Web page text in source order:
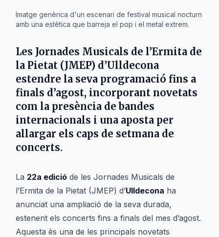
Imatge genèrica d'un escenari de festival musical nocturn
amb una estètica que barreja el pop i el metal extrem.
Les Jornades Musicals de l’Ermita de
la Pietat (JMEP) d’Ulldecona
estendre la seva programació fins a
finals d’agost, incorporant novetats
com la presència de bandes
internacionals i una aposta per
allargar els caps de setmana de
concerts.
La 22a edició de les Jornades Musicals de
l’Ermita de la Pietat (JMEP) d’Ulldecona ha
anunciat una ampliació de la seva durada,
estenent els concerts fins a finals del mes d’agost.
Aquesta és una de les principals novetats